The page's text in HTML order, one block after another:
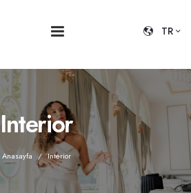
TR
Interior
Anasayfa Interior